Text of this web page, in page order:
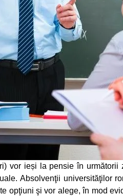
vor ieși la pensie în
Absolvenţii universităţilor
opţiuni şi vor alege, în mod